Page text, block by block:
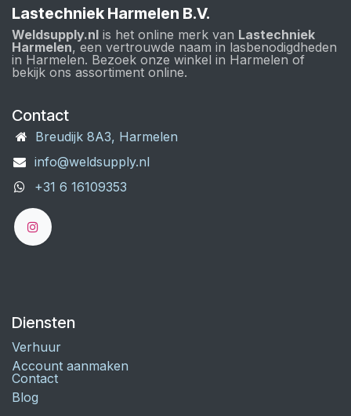
Lastechniek Harmelen B.V.
Weldsupply.nl is het online merk van Lastechniek
Harmelen, een vertrouwde naam in lasbenodigdheden
in Harmelen. Bezoek onze winkel in Harmelen of
bekijk ons assortiment online.
Contact
Breudijk 8A3, Harmelen
info@weldsupply.nl
+31 6 16109353
Diensten
Verhuur
Account aanmaken
Contact
Blog